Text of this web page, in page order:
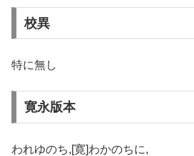
校異
特に無し
寛永版本
われゆのち,[寛]わかのちに,